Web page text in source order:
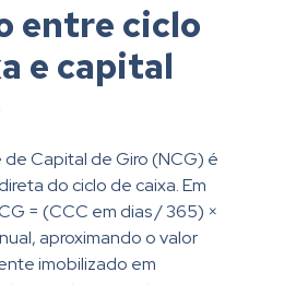
entre ciclo
e capital
Capital de Giro (NCG) é
do ciclo de caixa. Em
= (CCC em dias / 365) ×
aproximando o valor
imobilizado em